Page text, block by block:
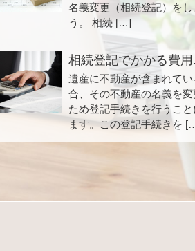
名義変更（相続登記）をし
う。 相続 […]
相続登記でかかる費用
遺産に不動産が含まれて
合、その不動産の名義を変
ため登記手続きを行うこと
ます。この登記手続きを